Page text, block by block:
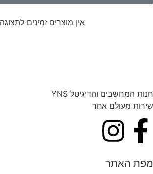
אין מוצרים זמינים לתצוגה
חנות המחשבים והדיגיטל YNS
שירות מעולם אחר
מפת האתר